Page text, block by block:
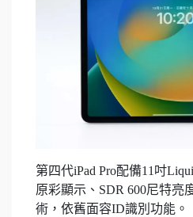
第四代iPad Pro配備11吋
原彩顯示、SDR 600尼特亮
術，依舊面容ID識別功能。